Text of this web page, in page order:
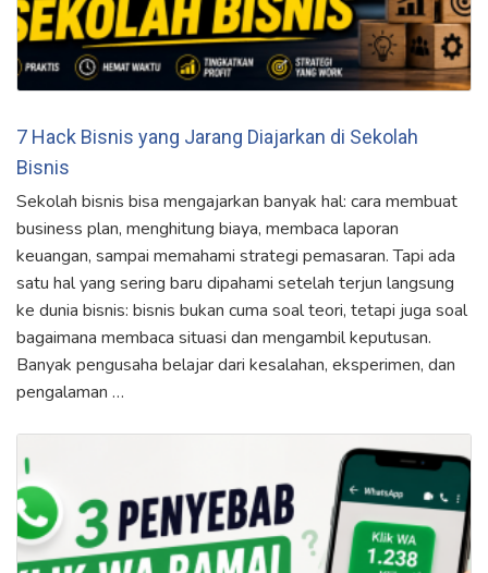
7 Hack Bisnis yang Jarang Diajarkan di Sekolah
Bisnis
Sekolah bisnis bisa mengajarkan banyak hal: cara membuat
business plan, menghitung biaya, membaca laporan
keuangan, sampai memahami strategi pemasaran. Tapi ada
satu hal yang sering baru dipahami setelah terjun langsung
ke dunia bisnis: bisnis bukan cuma soal teori, tetapi juga soal
bagaimana membaca situasi dan mengambil keputusan.
Banyak pengusaha belajar dari kesalahan, eksperimen, dan
pengalaman …